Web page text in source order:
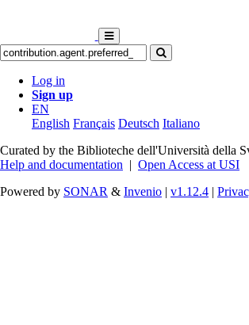
Log in
Sign up
EN
English Français Deutsch Italiano
Curated by the Biblioteche dell'Università della
Help and documentation | Open Access at USI
Powered by SONAR & Invenio | v1.12.4 |